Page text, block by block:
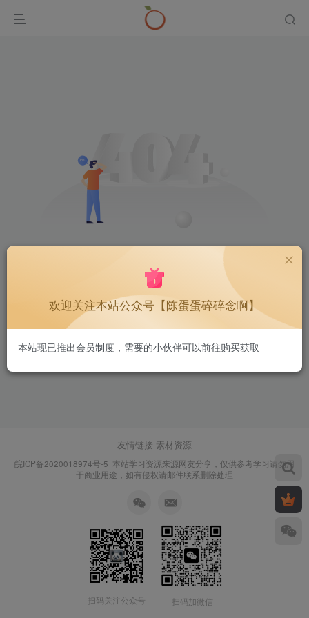
未找到相关内容
友情链接 素材资源
皖ICP备2020018974号-5 本站学习资源来源网友分享，仅供参考学习请勿用
于商业用途，如有侵权请邮件联系删除处理
扫码关注公众号 扫码加微信
欢迎关注本站公众号【陈蛋蛋碎碎念啊】
本站现已推出会员制度，需要的小伙伴可以前往购买获取